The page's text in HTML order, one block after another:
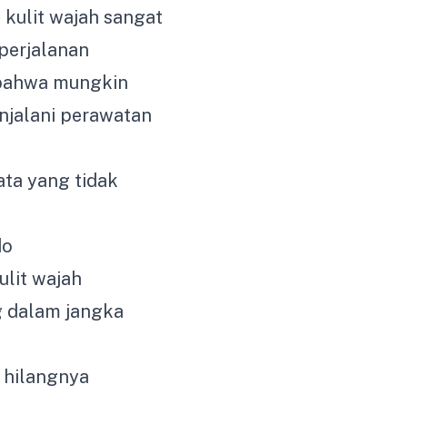
kulit wajah sangat
mungkin
perawatan
yang tidak
wajah
dalam jangka
hilangnya